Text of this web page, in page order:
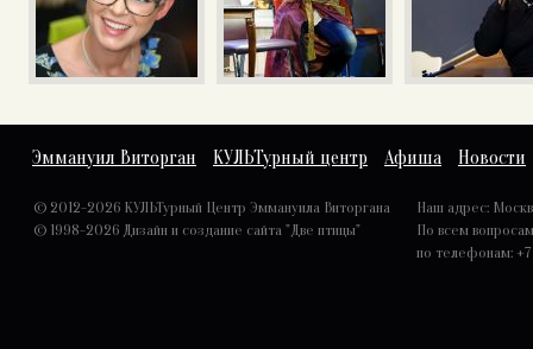
Эммануил Виторган КУЛЬТурный центр Афиша Новости
© 2012-2026 КУЛЬТурный Центр Эммануила Виторгана
© 1998-2026 Дизайн и создание сайта "Две птицы"
Наш адрес:
По всем
по телефонам: